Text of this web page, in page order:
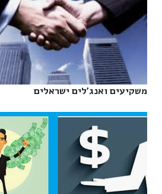
משקיעים ואנג'לים ישראלים‎